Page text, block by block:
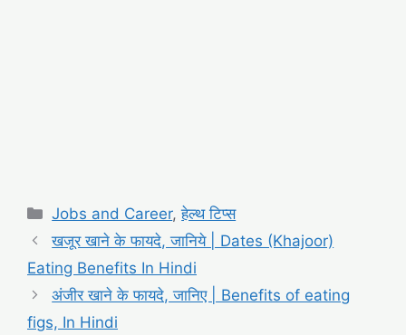
Categories
Jobs and Career,हेल्थ टिप्स
खजूर खाने के फायदे, जानिये | Dates (Khajoor)
Eating Benefits In Hindi
अंजीर खाने के फायदे, जानिए | Benefits of eating
figs, In Hindi